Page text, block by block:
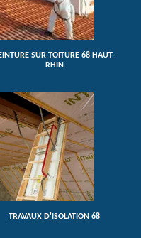
SUR TOITURE 68 HAUT-
RHIN
TRAVAUX D'ISOLATION 68